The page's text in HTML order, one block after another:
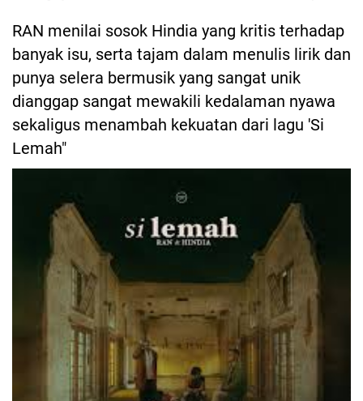
RAN menilai sosok Hindia yang kritis terhadap
banyak isu, serta tajam dalam menulis lirik dan
punya selera bermusik yang sangat unik
dianggap sangat mewakili kedalaman nyawa
sekaligus menambah kekuatan dari lagu 'Si
Lemah"